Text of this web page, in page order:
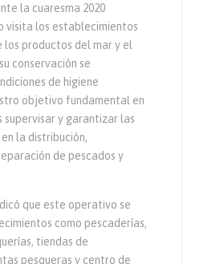
la cuaresma 2020
visita los establecimientos
productos del mar y el
conservación se
de higiene
objetivo fundamental en
y garantizar las
la distribución,
de pescados y
que este operativo se
como pescaderías,
tiendas de
pesqueras y centro de